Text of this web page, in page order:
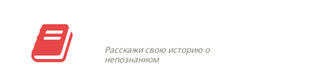
Расскажи свою историю о
непознанном